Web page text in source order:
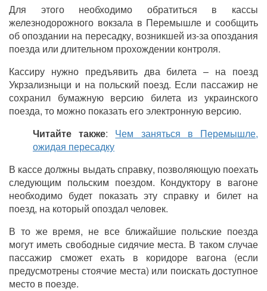
Для этого необходимо обратиться в кассы
железнодорожного вокзала в Перемышле и сообщить
об опоздании на пересадку, возникшей из-за опоздания
поезда или длительном прохождении контроля.
Кассиру нужно предъявить два билета – на поезд
Укрзализныци и на польский поезд. Если пассажир не
сохранил бумажную версию билета из украинского
поезда, то можно показать его электронную версию.
Читайте также: Чем заняться в Перемышле,
ожидая пересадку
В кассе должны выдать справку, позволяющую поехать
следующим польским поездом. Кондуктору в вагоне
необходимо будет показать эту справку и билет на
поезд, на который опоздал человек.
В то же время, не все ближайшие польские поезда
могут иметь свободные сидячие места. В таком случае
пассажир сможет ехать в коридоре вагона (если
предусмотрены стоячие места) или поискать доступное
место в поезде.